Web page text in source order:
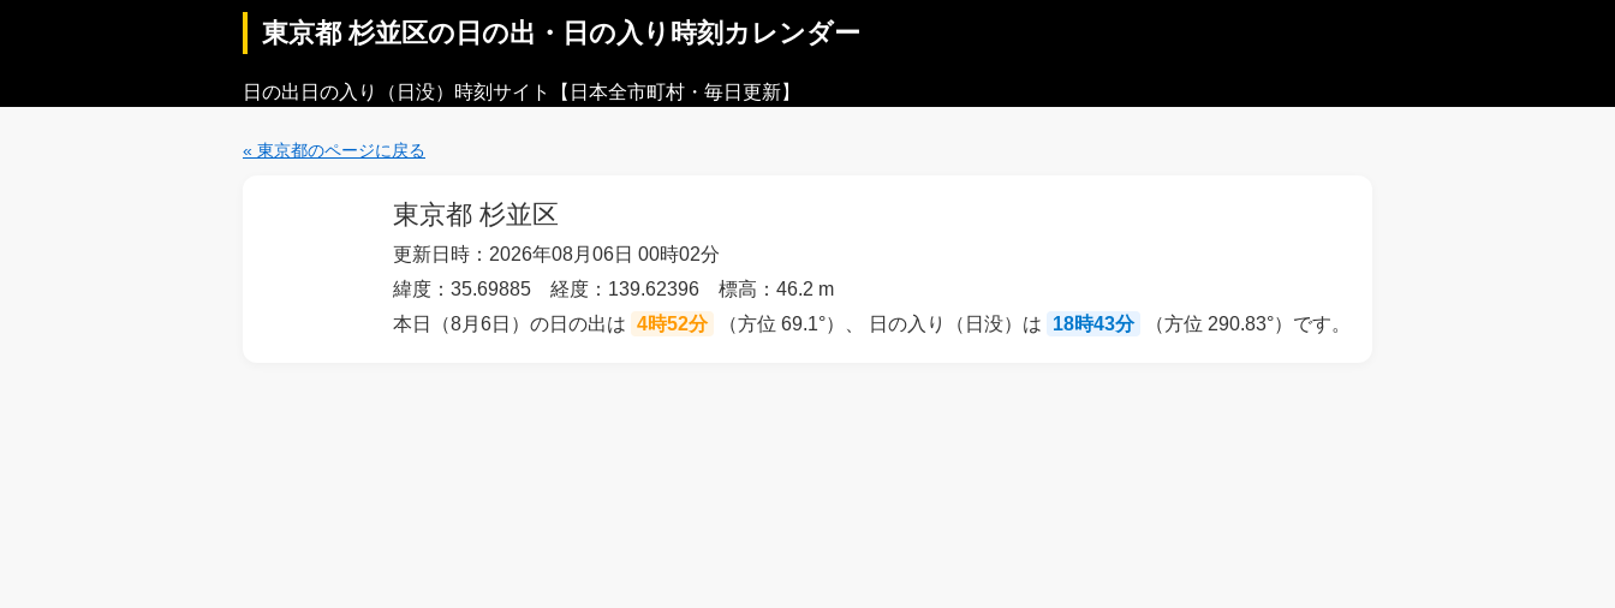
東京都 杉並区の日の出・日の入り時刻カレンダー
日の出日の入り（日没）時刻サイト【日本全市町村・毎日更新】
« 東京都のページに戻る
東京都 杉並区
更新日時：2026年08月06日 00時02分
緯度：35.69885 経度：139.62396 標高：46.2 m
本日（8月6日）の日の出は 4時52分 （方位 69.1°）、 日の入り（日没）は 18時43分 （方位 290.83°）です。